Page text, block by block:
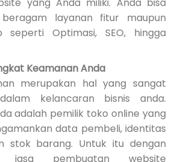
layanan fitur maupun
seperti Optimasi, SEO, hingga
Keamanan Anda
merupakan hal yang sangat
kelancaran bisnis anda.
adalah pemilik toko online yang
data pembeli, identitas
stok barang. Untuk itu dengan
jasa pembuatan website